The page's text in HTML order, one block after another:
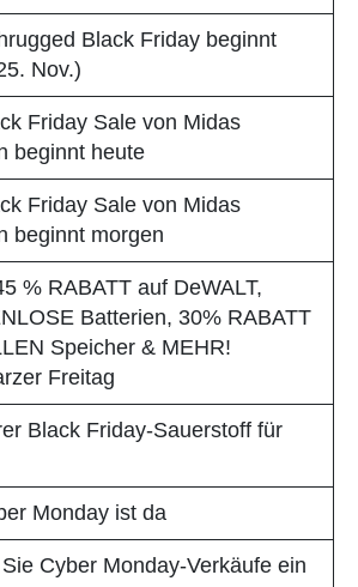
Black Friday beginnt
Nov.)
Friday Sale von Midas
beginnt heute
Friday Sale von Midas
beginnt morgen
% RABATT auf DeWALT,
Batterien, 30% RABATT
Speicher & MEHR!
Freitag
Black Friday-Sauerstoff für
Monday ist da
Cyber Monday-Verkäufe ein